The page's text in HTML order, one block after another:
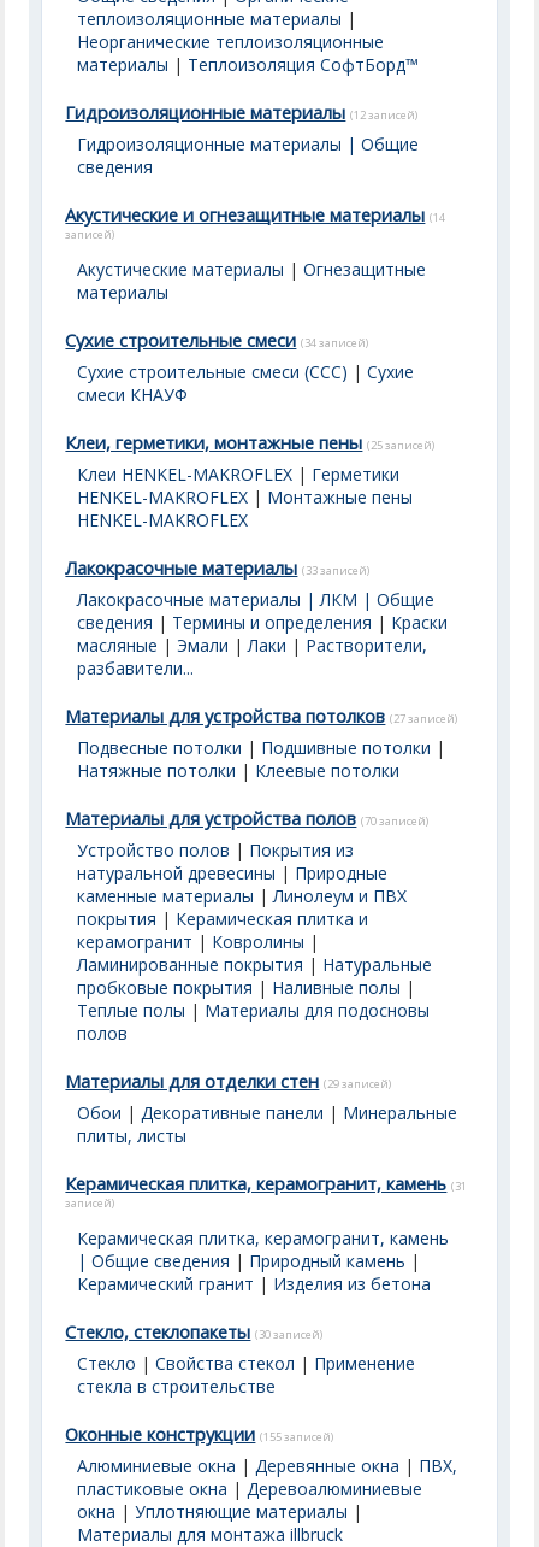
теплоизоляционные материалы |
Неорганические теплоизоляционные
материалы | Теплоизоляция СофтБорд™
Гидроизоляционные материалы (12 записей)
Гидроизоляционные материалы | Общие
сведения
Акустические и огнезащитные материалы (14
записей)
Акустические материалы |Огнезащитные
материалы
Сухие строительные смеси (34 записей)
Сухие строительные смеси (ССС) |Сухие
смеси КНАУФ
Клеи, герметики, монтажные пены (25 записей)
Клеи HENKEL-MAKROFLEX | Герметики
HENKEL-MAKROFLEX | Монтажные пены
HENKEL-MAKROFLEX
Лакокрасочные материалы (33 записей)
Лакокрасочные материалы | ЛКМ | Общие
сведения | Термины и определения | Краски
масляные |Эмали |Лаки | Растворители,
разбавители...
Материалы для устройства потолков (27 записей)
Подвесные потолки | Подшивные потолки |
Натяжные потолки | Клеевые потолки
Материалы для устройства полов (70 записей)
Устройство полов | Покрытия из
натуральной древесины | Природные
каменные материалы |Линолеум и ПВХ
покрытия | Керамическая плитка и
керамогранит | Ковролины |
Ламинированные покрытия | Натуральные
пробковые покрытия | Наливные полы |
Теплые полы | Материалы для подосновы
полов
Материалы для отделки стен (29 записей)
Обои |Декоративные панели | Минеральные
плиты, листы
Керамическая плитка, керамогранит, камень (31
записей)
Керамическая плитка, керамогранит, камень
| Общие сведения | Природный камень |
Керамический гранит | Изделия из бетона
Стекло, стеклопакеты (30 записей)
Стекло |Свойства стекол | Применение
стекла в строительстве
Оконные конструкции (155 записей)
Алюминиевые окна |Деревянные окна | ПВХ,
пластиковые окна |Деревоалюминиевые
окна |Уплотняющие материалы |
Материалы для монтажа illbruck